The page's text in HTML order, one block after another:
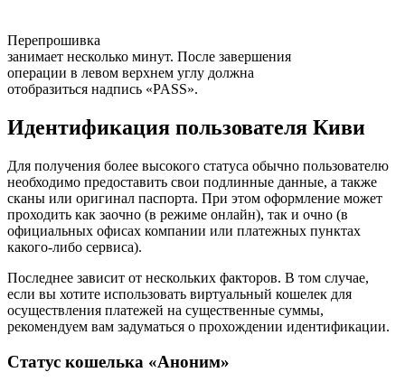
Перепрошивка
занимает несколько минут. После завершения
операции в левом верхнем углу должна
отобразиться надпись «PASS».
Идентификация пользователя Киви
Для получения более высокого статуса обычно пользователю
необходимо предоставить свои подлинные данные, а также
сканы или оригинал паспорта. При этом оформление может
проходить как заочно (в режиме онлайн), так и очно (в
официальных офисах компании или платежных пунктах
какого-либо сервиса).
Последнее зависит от нескольких факторов. В том случае,
если вы хотите использовать виртуальный кошелек для
осуществления платежей на существенные суммы,
рекомендуем вам задуматься о прохождении идентификации.
Статус кошелька «Аноним»